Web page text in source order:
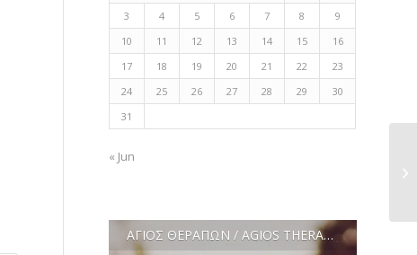
3
4 5 6 7 8
9
10
11 12 13 14 15
16
17
18 19 20 21 22
23
24
25 26 27 28 29
30
31
« Jun
ΑΓΙΟΣ ΘΕΡΑΠΩΝ / AGIOS THERAPON